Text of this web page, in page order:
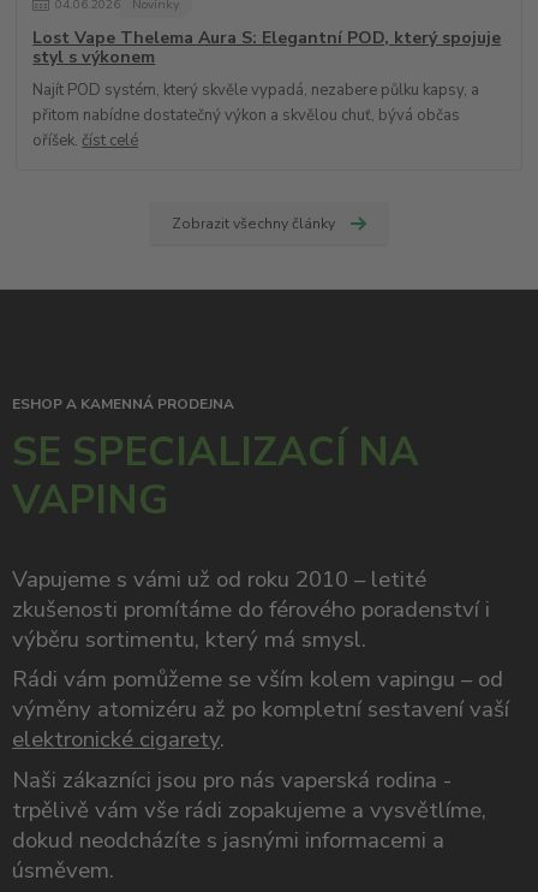
04.06.2026 Novinky
Lost Vape Thelema Aura S: Elegantní POD, který spojuje
styl s výkonem
Najít POD systém, který skvěle vypadá, nezabere půlku kapsy, a
přitom nabídne dostatečný výkon a skvělou chuť, bývá občas
oříšek. číst celé
Zobrazit všechny články
ESHOP A KAMENNÁ PRODEJNA
SE SPECIALIZACÍ NA
VAPING
Vapujeme s vámi už od roku 2010 – letité
zkušenosti promítáme do férového poradenství i
výběru sortimentu, který má smysl.
Rádi vám pomůžeme se vším kolem vapingu – od
výměny atomizéru až po kompletní sestavení vaší
elektronické cigarety.
Naši zákazníci jsou pro nás vaperská rodina -
trpělivě vám vše rádi zopakujeme a vysvětlíme,
dokud neodcházíte s jasnými informacemi a
úsměvem.